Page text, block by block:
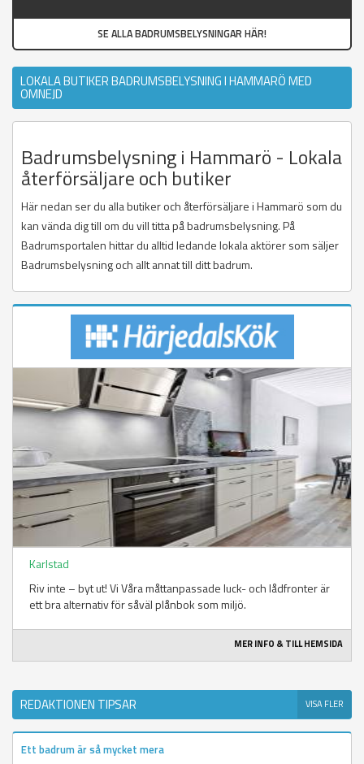
SE ALLA BADRUMSBELYSNINGAR HÄR!
LOKALA BUTIKER BADRUMSBELYSNING I HAMMARÖ MED
OMNEJD
Badrumsbelysning i Hammarö - Lokala
återförsäljare och butiker
Här nedan ser du alla butiker och återförsäljare i Hammarö som du
kan vända dig till om du vill titta på badrumsbelysning. På
Badrumsportalen hittar du alltid ledande lokala aktörer som säljer
Badrumsbelysning och allt annat till ditt badrum.
Karlstad
Riv inte – byt ut! Vi Våra måttanpassade luck- och lådfronter är
ett bra alternativ för såväl plånbok som miljö.
MER INFO & TILL HEMSIDA
REDAKTIONEN TIPSAR VISA FLER
Ett badrum är så mycket mera